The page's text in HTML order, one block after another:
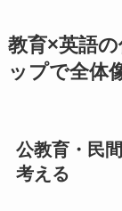
教育×英語
ップで全体
公教育・民
考える